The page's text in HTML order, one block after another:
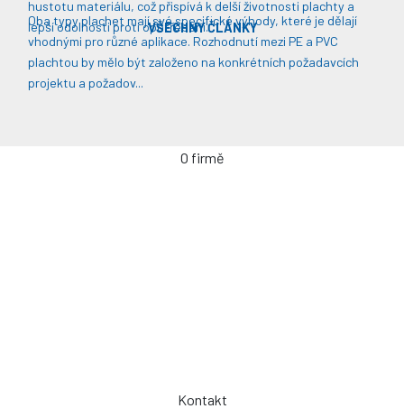
hustotu materiálu, což přispívá k delší životnosti plachty a
lepší odolnosti proti opotřebení​​.
Oba typy plachet mají své specifické výhody, které je dělají
vhodnými pro různé aplikace. Rozhodnutí mezi PE a PVC
plachtou by mělo být založeno na konkrétních požadavcích
projektu a požadov...
VŠECHNY ČLÁNKY
O firmě
Kontakt